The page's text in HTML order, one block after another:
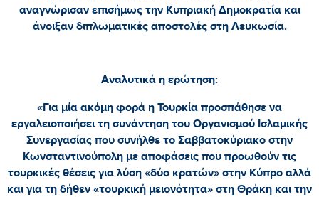
αναγνώρισαν επισήμως την Κυπριακή Δημοκρατία και
άνοιξαν διπλωματικές αποστολές στη Λευκωσία.
Αναλυτικά η ερώτηση:
«Για μία ακόμη φορά η Τουρκία προσπάθησε να
εργαλειοποιήσει τη συνάντηση του Οργανισμού Ισλαμικής
Συνεργασίας που συνήλθε το Σαββατοκύριακο στην
Κωνσταντινούπολη με αποφάσεις που προωθούν τις
τουρκικές θέσεις για λύση «δύο κρατών» στην Κύπρο αλλά
και για τη δήθεν «τουρκική μειονότητα» στη Θράκη και την